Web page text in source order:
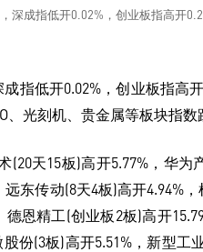
深成指低开0.02%，创业板指高开
成指低开0.02%，创业板指高
、光刻机、贵金属等板块指数
(20天15板)高开5.77%，华
远东传动(8天4板)高开4.94%
德恩精工(创业板2板)高开
份(3板)高开5.51%，新型